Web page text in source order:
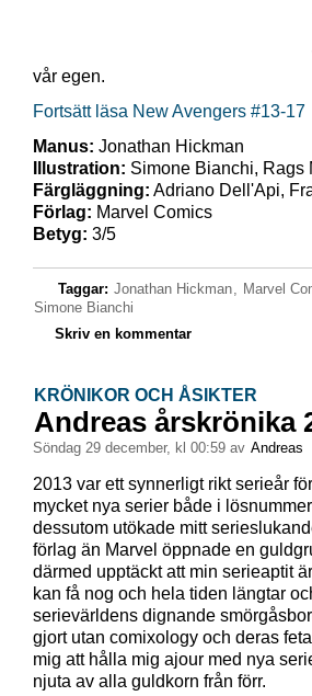
vår egen.
Fortsätt läsa New Avengers #13-17
Manus: Jonathan Hickman
Illustration: Simone Bianchi, Rags
Färgläggning: Adriano Dell'Api,
Förlag: Marvel Comics
Betyg: 3/5
Taggar: Jonathan Hickman, Marvel
Simone Bianchi
Skriv en kommentar
KRÖNIKOR OCH ÅSIKTER
Andreas årskrönika
söndag 29 december, kl 00:59 av Andreas
2013 var ett synnerligt rikt serieår
mycket nya serier både i
dessutom utökade mitt
förlag än Marvel öppnade en
därmed upptäckt att min serieaptit
kan få nog och hela tiden längtar
serievärldens dignande
gjort utan comixology och deras
mig att hålla mig ajour med nya
njuta av alla guldkorn från förr.